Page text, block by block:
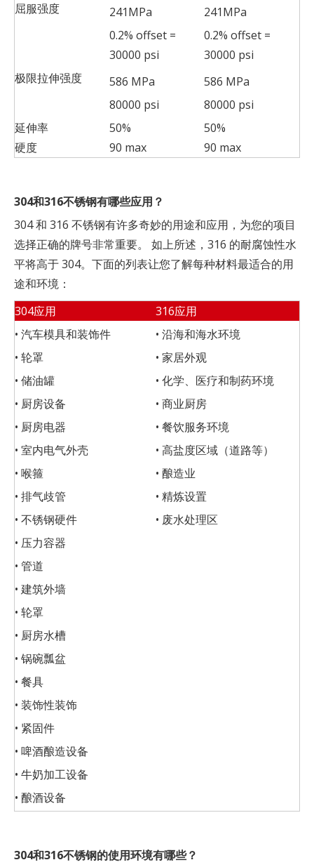
屈服强度
241MPa
0.2% offset =
30000 psi
241MPa
0.2% offset =
30000 psi
极限拉伸强度
586 MPa
80000 psi
586 MPa
80000 psi
延伸率
50%
50%
硬度
90 max 90 max
304和316不锈钢有哪些应用？
304 和 316 不锈钢有许多奇妙的用途和应用，为您的项目
选择正确的牌号非常重要。 如上所述，316 的耐腐蚀性水
平将高于 304。下面的列表让您了解每种材料最适合的用
途和环境：
304应用
316应用
• 汽车模具和装饰件
• 轮罩
• 储油罐
• 厨房设备
• 厨房电器
• 室内电气外壳
• 喉箍
• 排气歧管
• 不锈钢硬件
• 压力容器
• 管道
• 建筑外墙
• 轮罩
• 厨房水槽
• 锅碗瓢盆
• 餐具
• 装饰性装饰
• 紧固件
• 啤酒酿造设备
• 牛奶加工设备
• 酿酒设备
• 沿海和海水环境
• 家居外观
• 化学、医疗和制药环境
• 商业厨房
• 餐饮服务环境
• 高盐度区域（道路等）
• 酿造业
• 精炼设置
• 废水处理区
304和316不锈钢的使用环境有哪些？